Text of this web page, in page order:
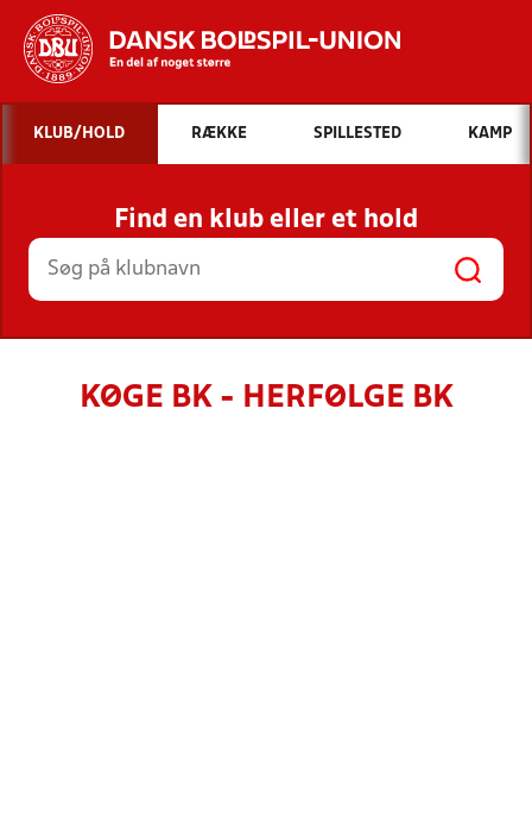
Hvad vil du søge efter?
INDHOLD OG NYHEDER
STILLINGER, RESULTATER, KLUBBER OG
HOLD
KLUB/HOLD RÆKKE SPILLESTED KAMP
Find en klub eller et hold
KØGE BK - HERFØLGE BK